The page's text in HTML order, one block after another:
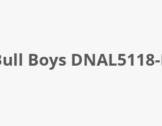
Boys DΝΑL5118-